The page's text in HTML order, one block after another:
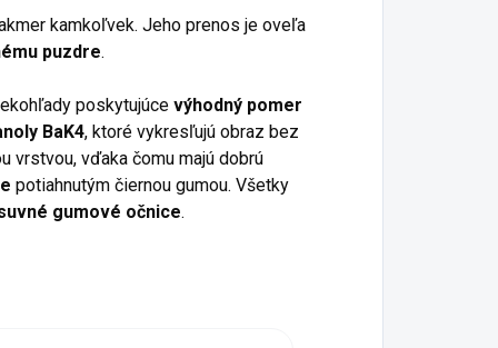
kamkoľvek. Jeho prenos je oveľa
puzdre.
poskytujúce výhodný pomer
BaK4, ktoré vykresľujú obraz bez
vrstvou, vďaka čomu majú dobrú
potiahnutým čiernou gumou. Všetky
gumové očnice.